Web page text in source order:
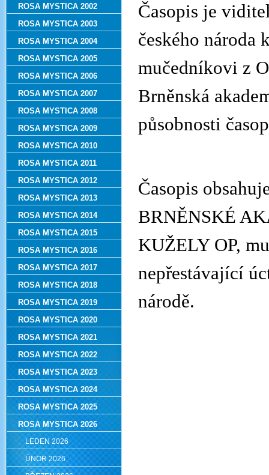
Časopis je
českého národa
mučedníkovi z
Brněnská
působnosti
Časopis
BRNĚNSKÉ
KUŽELY OP,
nepřestávající
národě.
ROSA MYSTICA 2002
ROSA MYSTICA 2003
ROSA MYSTICA 2004
ROSA MYSTICA 2005
ROSA MYSTICA 2006
ROSA MYSTICA 2007
ROSA MYSTICA 2008
ROSA MYSTICA 2009
ROSA MYSTICA 2010
ROSA MYSTICA 2011
ROSA MYSTICA 2012
ROSA MYSTICA 2013
ROSA MYSTICA 2014
ROSA MYSTICA 2015
ROSA MYSTICA 2016
ROSA MYSTICA 2017
ROSA MYSTICA 2018
ROSA MYSTICA 2019
ROSA MYSTICA 2020
ROSA MYSTICA 2021
ROSA MYSTICA 2022
ROSA MYSTICA 2023
ROSA MYSTICA 2024
ROSA MYSTICA 2025
ROSA MYSTICA 2026
LEDEN 2026
ÚNOR 2026